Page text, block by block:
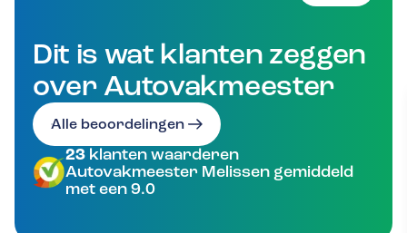
Dit is wat klanten zeggen
over Autovakmeester
Alle beoordelingen
23 klanten waarderen
Autovakmeester Melissen gemiddeld
met een 9.0